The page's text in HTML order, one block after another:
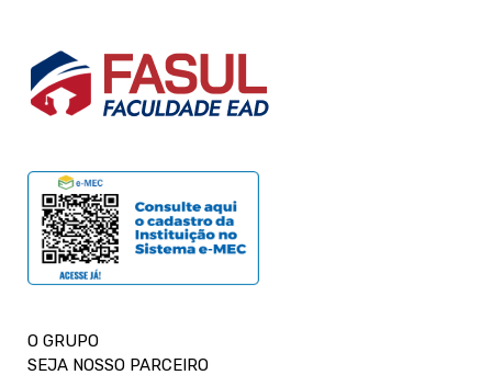
O GRUPO
SEJA NOSSO PARCEIRO